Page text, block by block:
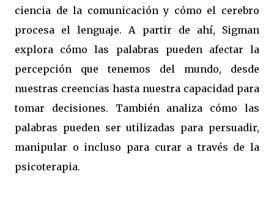
ciencia de la comunicación y cómo el cerebro
procesa el lenguaje. A partir de ahí, Sigman
explora cómo las palabras pueden afectar la
percepción que tenemos del mundo, desde
nuestras creencias hasta nuestra capacidad para
tomar decisiones. También analiza cómo las
palabras pueden ser utilizadas para persuadir,
manipular o incluso para curar a través de la
psicoterapia.